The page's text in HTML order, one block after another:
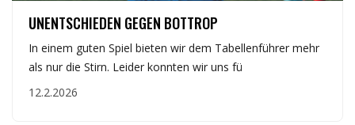
UNENTSCHIEDEN GEGEN BOTTROP
In einem guten Spiel bieten wir dem Tabellenführer mehr
als nur die Stirn. Leider konnten wir uns fü
12.2.2026